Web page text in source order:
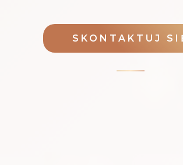
SKONTAKTUJ